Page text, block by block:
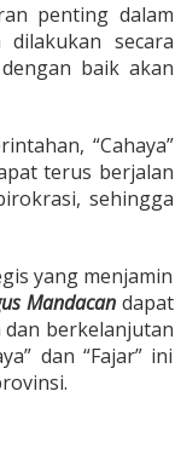
penting dalam
secara
baik akan
“Cahaya”
terus berjalan
sehingga
yang menjamin
Mandacandapat
dan berkelanjutan
dan “Fajar” ini